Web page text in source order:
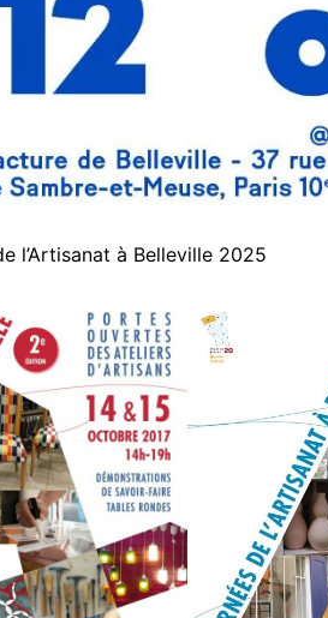
l’Artisanat à Belleville 2025